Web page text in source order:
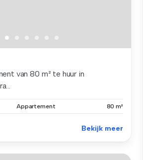
van 80 m² te huur in
Appartement 80 m²
Bekijk meer